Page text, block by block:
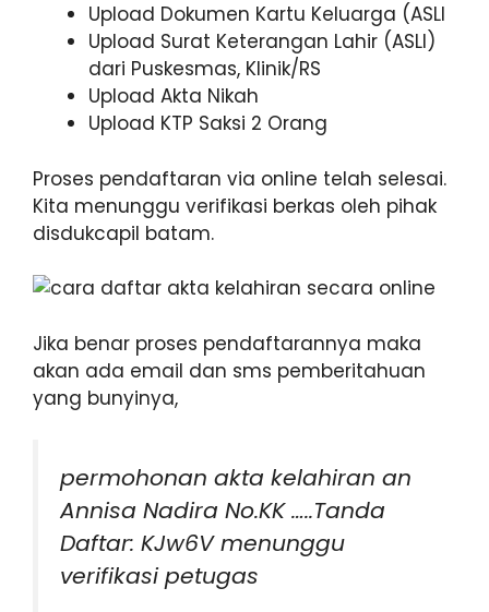
Upload Dokumen Kartu Keluarga (ASLI
Upload Surat Keterangan Lahir (ASLI)
dari Puskesmas, Klinik/RS
Upload Akta Nikah
Upload KTP Saksi 2 Orang
Proses pendaftaran via online telah selesai.
Kita menunggu verifikasi berkas oleh pihak
disdukcapil batam.
Jika benar proses pendaftarannya maka
akan ada email dan sms pemberitahuan
yang bunyinya,
permohonan akta kelahiran an
Annisa Nadira No.KK …..Tanda
Daftar: KJw6V menunggu
verifikasi petugas